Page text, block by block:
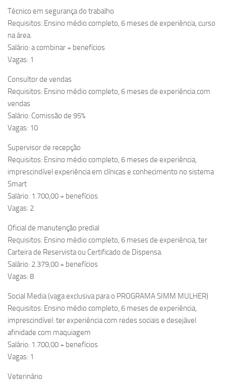
Técnico em segurança do trabalho
Requisitos: Ensino médio completo, 6 meses de experiência, curso
na área.
Salário: a combinar + benefícios
Vagas: 1
Consultor de vendas
Requisitos: Ensino médio completo, 6 meses de experiência com
vendas
Salário: Comissão de 95%
Vagas: 10
Supervisor de recepção
Requisitos: Ensino médio completo, 6 meses de experiência,
imprescindível experiência em clínicas e conhecimento no sistema
Smart
Salário: 1.700,00 + benefícios
Vagas: 2
Oficial de manutenção predial
Requisitos: Ensino médio completo, 6 meses de experiência, ter
Carteira de Reservista ou Certificado de Dispensa.
Salário: 2.379,00 + benefícios
Vagas: 8
Social Media (vaga exclusiva para o PROGRAMA SIMM MULHER)
Requisitos: Ensino médio completo, 6 meses de experiência,
imprescindível: ter experiência com redes sociais e desejável
afinidade com maquiagem
Salário: 1.700,00 + benefícios
Vagas: 1
Veterinário